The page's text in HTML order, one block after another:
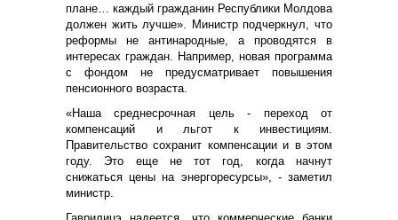
плане… каждый гражданин Республики Молдова
должен жить лучше». Министр подчеркнул, что
реформы не антинародные, а проводятся в
интересах граждан. Например, новая программа
с фондом не предусматривает повышения
пенсионного возраста.
«Наша среднесрочная цель - переход от
компенсаций и льгот к инвестициям.
Правительство сохранит компенсации и в этом
году. Это еще не тот год, когда начнут
снижаться цены на энергоресурсы», - заметил
министр.